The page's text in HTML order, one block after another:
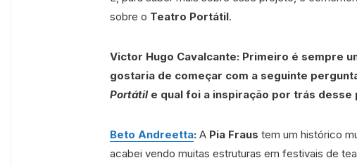
sobre o Teatro Portátil.
Victor Hugo Cavalcante: Primeiro é sempre
gostaria de começar com a seguinte
Portátile qual foi a inspiração por trás desse
Beto Andreetta: A Pia Fraus tem um histórico
acabei vendo muitas estruturas em festivais de